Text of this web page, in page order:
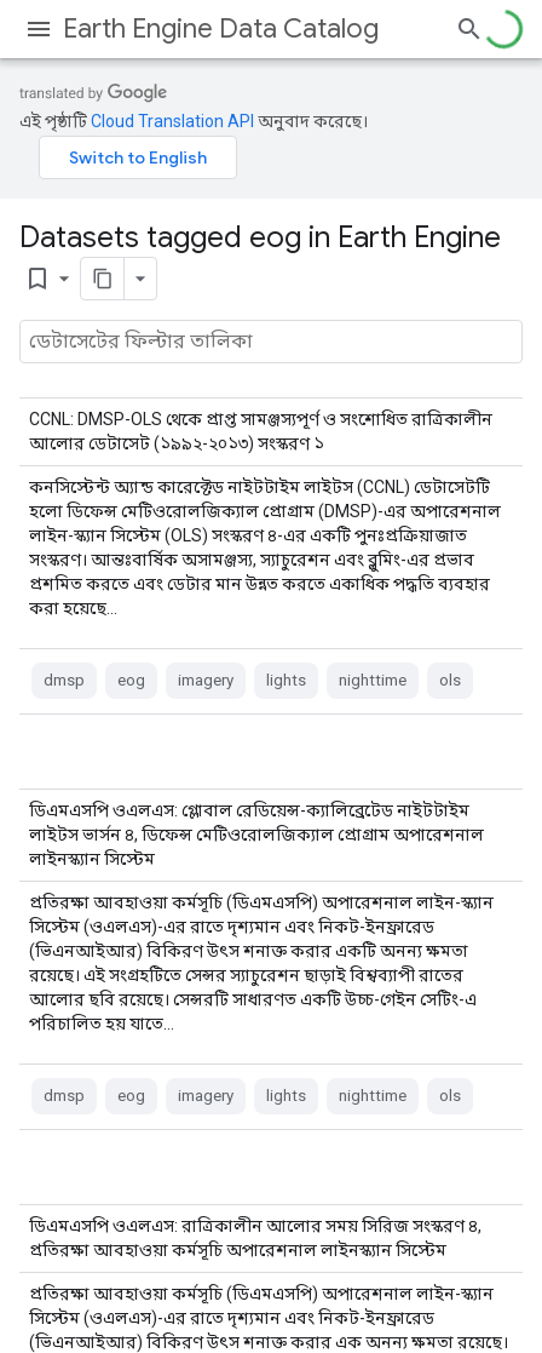
Earth Engine Data Catalog
এই পৃষ্ঠাটিCloud Translation API অনুবাদ করেছে।
Datasets tagged eog in Earth Engine
bookmark_border
CCNL: DMSP-OLS থেকে প্রাপ্ত সামঞ্জস্যপূর্ণ ও সংশোধিত রাত্রিকালীন
আলোর ডেটাসেট (১৯৯২-২০১৩) সংস্করণ ১
কনসিস্টেন্ট অ্যান্ড কারেক্টেড নাইটটাইম লাইটস (CCNL) ডেটাসেটটি
হলো ডিফেন্স মেটিওরোলজিক্যাল প্রোগ্রাম (DMSP)-এর অপারেশনাল
লাইন-স্ক্যান সিস্টেম (OLS) সংস্করণ ৪-এর একটি পুনঃপ্রক্রিয়াজাত
সংস্করণ। আন্তঃবার্ষিক অসামঞ্জস্য, স্যাচুরেশন এবং ব্লুমিং-এর প্রভাব
প্রশমিত করতে এবং ডেটার মান উন্নত করতে একাধিক পদ্ধতি ব্যবহার
করা হয়েছে…
dmsp eog imagery lights nighttime ols
ডিএমএসপি ওএলএস: গ্লোবাল রেডিয়েন্স-ক্যালিব্রেটেড নাইটটাইম
লাইটস ভার্সন ৪, ডিফেন্স মেটিওরোলজিক্যাল প্রোগ্রাম অপারেশনাল
লাইনস্ক্যান সিস্টেম
প্রতিরক্ষা আবহাওয়া কর্মসূচি (ডিএমএসপি) অপারেশনাল লাইন-স্ক্যান
সিস্টেম (ওএলএস)-এর রাতে দৃশ্যমান এবং নিকট-ইনফ্রারেড
(ভিএনআইআর) বিকিরণ উৎস শনাক্ত করার একটি অনন্য ক্ষমতা
রয়েছে। এই সংগ্রহটিতে সেন্সর স্যাচুরেশন ছাড়াই বিশ্বব্যাপী রাতের
আলোর ছবি রয়েছে। সেন্সরটি সাধারণত একটি উচ্চ-গেইন সেটিং-এ
পরিচালিত হয় যাতে…
dmsp eog imagery lights nighttime ols
ডিএমএসপি ওএলএস: রাত্রিকালীন আলোর সময় সিরিজ সংস্করণ ৪,
প্রতিরক্ষা আবহাওয়া কর্মসূচি অপারেশনাল লাইনস্ক্যান সিস্টেম
প্রতিরক্ষা আবহাওয়া কর্মসূচি (ডিএমএসপি) অপারেশনাল লাইন-স্ক্যান
সিস্টেম (ওএলএস)-এর রাতে দৃশ্যমান এবং নিকট-ইনফ্রারেড
(ভিএনআইআর) বিকিরণ উৎস শনাক্ত করার এক অনন্য ক্ষমতা রয়েছে।